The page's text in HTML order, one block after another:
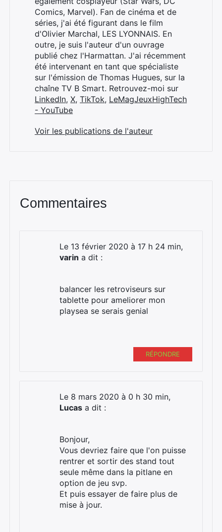
Comics, Marvel). Fan de cinéma et de
séries, j'ai été figurant dans le film
d'Olivier Marchal, LES LYONNAIS. En
outre, je suis l'auteur d'un ouvrage
publié chez l'Harmattan. J'ai récemment
été intervenant en tant que spécialiste
sur l'émission de Thomas Hugues, sur la
chaîne TV B Smart. Retrouvez-moi sur
LinkedIn, X, TikTok, LeMagJeuxHighTech
- YouTube
Voir les publications de l'auteur
Commentaires
Le 13 février 2020 à 17 h 24 min,
varin a dit :
balancer les retroviseurs sur
tablette pour ameliorer mon
playsea se serais genial
RÉPONDRE
Le 8 mars 2020 à 0 h 30 min,
Lucas a dit :
Bonjour,
Vous devriez faire que l'on puisse
rentrer et sortir des stand tout
seule même dans la pitlane en
option de jeu svp.
Et puis essayer de faire plus de
mise à jour.